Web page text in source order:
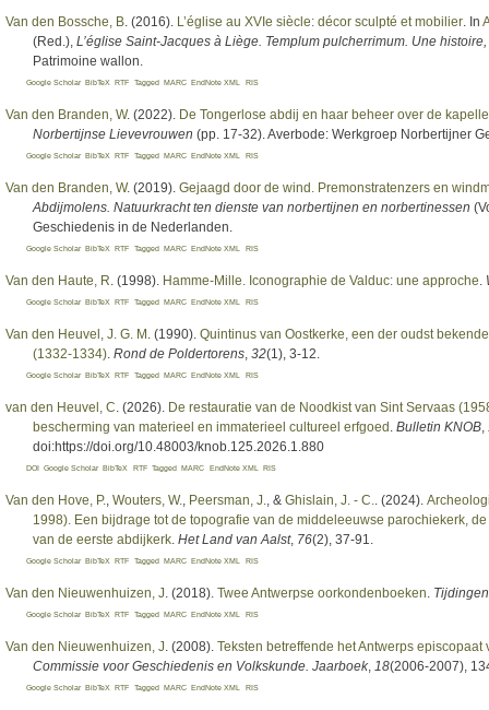
Van den Bossche, B . (2016). L’église au XVIe siècle: décor sculpté et mobilier . In
(Red.) L’église Saint-Jacques à Liège. Templum pulcherrimum. Une
Patrimoine wallon.
Google Scholar BibTeX RTF Tagged MARC EndNote XML RIS
Van den Branden, W. (2022). De Tongerlose abdij en haar beheer over de
Norbertijnse Lievevrouwen (pp. 17-32). Averbode: Werkgroep Norbertijner
Google Scholar BibTeX RTF Tagged MARC EndNote XML RIS
Van den Branden, W. (2019). Gejaagd door de wind. Premonstratenzers en
Abdijmolens. Natuurkracht ten dienste van norbertijnen en norbertinessen
Geschiedenis in de Nederlanden.
Google Scholar BibTeX RTF Tagged MARC EndNote XML RIS
Van den Haute, R . (1998). Hamme-Mille. Iconographie de Valduc: une approche
Google Scholar BibTeX RTF Tagged MARC EndNote XML RIS
Van den Heuvel, J. G. M . (1990). Quintinus van Oostkerke, een der oudst
(1332-1334) Rond de Poldertorens 32(1), 3-12.
Google Scholar BibTeX RTF Tagged MARC EndNote XML RIS
van den Heuvel, C . (2026). De restauratie van de Noodkist van Sint Servaas
bescherming van materieel en immaterieel cultureel erfgoed Bulletin KNOB
doi:https://doi.org/10.48003/knob.125.2026.1.880
DOI Google Scholar BibTeX RTF Tagged MARC EndNote XML RIS
Van den Hove, P. Wouters, W. Peersman, J. , & Ghislain, J. - C. . (2024).
1998). Een bijdrage tot de topografie van de middeleeuwse parochiekerk,
van de eerste abdijkerk Het Land van Aalst, 76(2), 37-91.
Google Scholar BibTeX RTF Tagged MARC EndNote XML RIS
Van den Nieuwenhuizen, J . (2018). Twee Antwerpse oorkondenboeken
Google Scholar BibTeX RTF Tagged MARC EndNote XML RIS
Van den Nieuwenhuizen, J . (2008). Teksten betreffende het Antwerps
Commissie voor Geschiedenis en Volkskunde. Jaarboek, 18(2006-2007),
Google Scholar BibTeX RTF Tagged MARC EndNote XML RIS